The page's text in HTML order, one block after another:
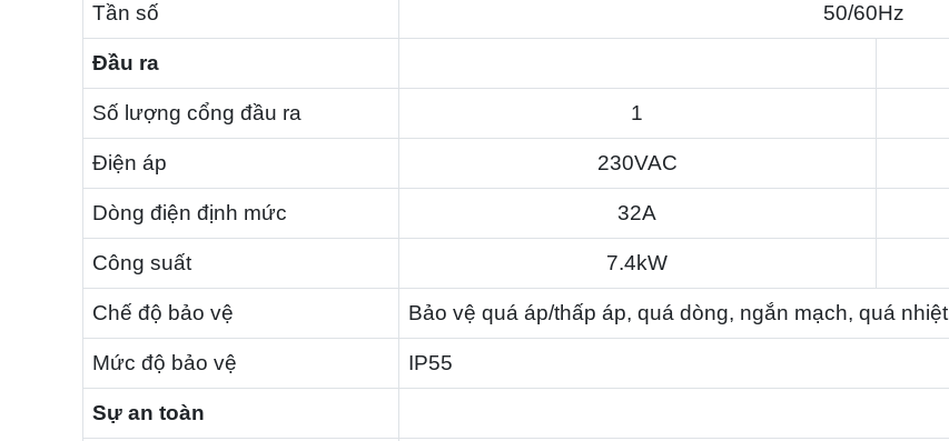
Tần số 50/60Hz
Đầu ra
Số lượng cổng đầu ra 1
Điện áp 230VAC
Dòng điện định mức 32A
Công suất 7.4kW
Chế độ bảo vệ Bảo vệ quá áp/thấp áp, quá dòng, ngắn mạch, quá nhiệt
Mức độ bảo vệ IP55
Sự an toàn